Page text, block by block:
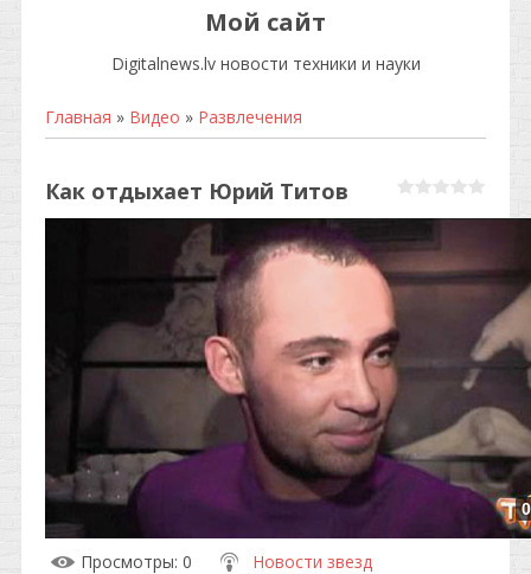
Мой сайт
Digitalnews.lv новости техники и науки
Главная » Видео » Развлечения
Как отдыхает Юрий Титов
Просмотры: 0 Новости звезд